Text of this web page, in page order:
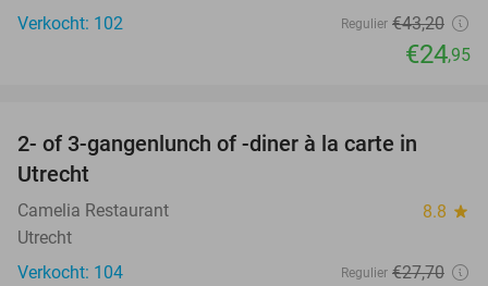
Verkocht: 102
Regulier €43,20
€24,95
2- of 3-gangenlunch of -diner à la carte in
Utrecht
Camelia Restaurant 8.8 star
Utrecht
Verkocht: 104
Regulier €27,70